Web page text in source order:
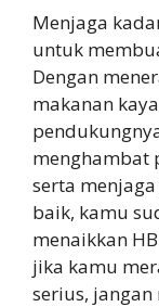
Menjaga
untuk
Dengan
makanan
menghambat
serta
baik, kamu
menaikkan
jika kamu
serius,